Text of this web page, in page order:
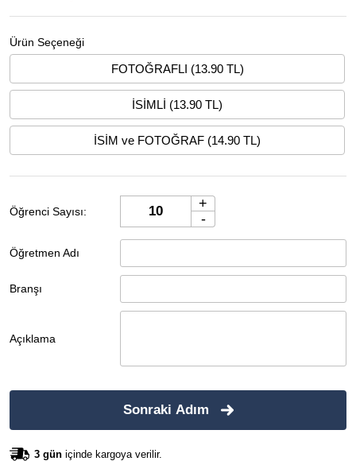
Ürün Seçeneği
FOTOĞRAFLI (13.90 TL)
İSİMLİ (13.90 TL)
İSİM ve FOTOĞRAF (14.90 TL)
Öğrenci Sayısı:
+
-
Öğretmen Adı
Branşı
Açıklama
Sonraki Adım
3 gün içinde kargoya verilir.